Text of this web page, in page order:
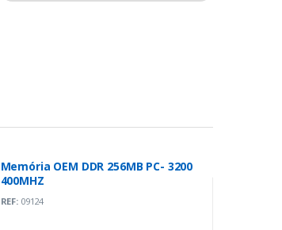
Memória OEM DDR 256MB PC- 3200
400MHZ
REF:09124